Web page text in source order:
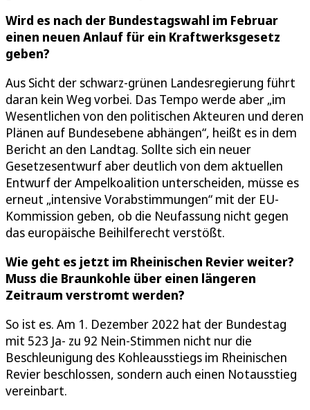
Wird es nach der Bundestagswahl im Februar
einen neuen Anlauf für ein Kraftwerksgesetz
geben?
Aus Sicht der schwarz-grünen Landesregierung führt
daran kein Weg vorbei. Das Tempo werde aber „im
Wesentlichen von den politischen Akteuren und deren
Plänen auf Bundesebene abhängen“, heißt es in dem
Bericht an den Landtag. Sollte sich ein neuer
Gesetzesentwurf aber deutlich von dem aktuellen
Entwurf der Ampelkoalition unterscheiden, müsse es
erneut „intensive Vorabstimmungen“ mit der EU-
Kommission geben, ob die Neufassung nicht gegen
das europäische Beihilferecht verstößt.
Wie geht es jetzt im Rheinischen Revier weiter?
Muss die Braunkohle über einen längeren
Zeitraum verstromt werden?
So ist es. Am 1. Dezember 2022 hat der Bundestag
mit 523 Ja- zu 92 Nein-Stimmen nicht nur die
Beschleunigung des Kohleausstiegs im Rheinischen
Revier beschlossen, sondern auch einen Notausstieg
vereinbart.